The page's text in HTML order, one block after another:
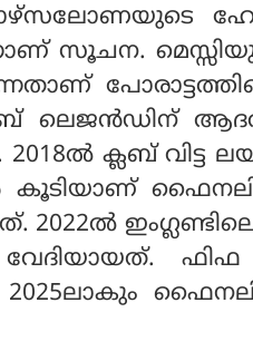
സൂചന.
ലെജൻഡിന്
ക്ലബ് വിട്ട
ഇംഗ്ലണ്ടിലെ
ഫിഫ